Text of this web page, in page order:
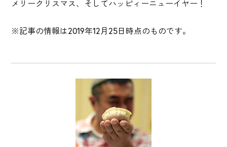
メリークリスマス、そしてハッピィーニューイヤー！
※記事の情報は2019年12月25日時点のものです。